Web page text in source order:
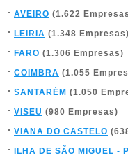
AVEIRO (1.622
LEIRIA (1.348 Empresas)
FARO (1.306 Empresas)
COIMBRA (1.055
SANTARÉM (1.050
VISEU (980 Empresas)
VIANA DO CASTELO
ILHA DE SÃO MIGUEL -